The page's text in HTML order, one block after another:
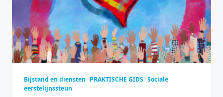
Bijstand en diensten PRAKTISCHE GIDS Sociale
eerstelijnssteun